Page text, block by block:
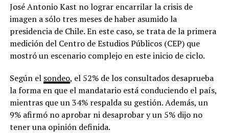
José Antonio Kast no lograr encarrilar la crisis de
imagen a sólo tres meses de haber asumido la
presidencia de Chile. En este caso, se trata de la primera
medición del Centro de Estudios Públicos (CEP) que
mostró un escenario complejo en este inicio de ciclo.
Según el sondeo, el 52% de los consultados desaprueba
la forma en que el mandatario está conduciendo el país,
mientras que un 34% respalda su gestión. Además, un
9% afirmó no aprobar ni desaprobar y un 5% dijo no
tener una opinión definida.